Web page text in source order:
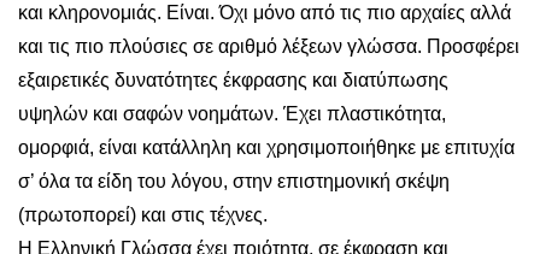
και κληρονομιάς. Είναι. Όχι μόνο από τις πιο αρχαίες αλλά
και τις πιο πλούσιες σε αριθμό λέξεων γλώσσα. Προσφέρει
εξαιρετικές δυνατότητες έκφρασης και διατύπωσης
υψηλών και σαφών νοημάτων. Έχει πλαστικότητα,
ομορφιά, είναι κατάλληλη και χρησιμοποιήθηκε με επιτυχία
σ’ όλα τα είδη του λόγου, στην επιστημονική σκέψη
(πρωτοπορεί) και στις τέχνες.
Η Ελληνική Γλώσσα έχει ποιότητα, σε έκφραση και